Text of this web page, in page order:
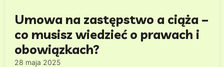
Umowa na zastępstwo a ciąża –
co musisz wiedzieć o prawach i
obowiązkach?
28 maja 2025